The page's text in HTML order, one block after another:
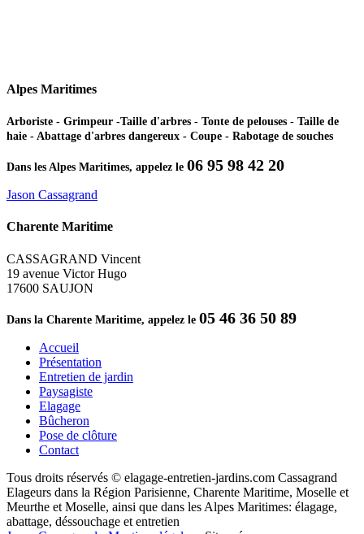
Alpes Maritimes
Arboriste - Grimpeur -Taille d'arbres - Tonte de pelouses - Taille de
haie - Abattage d'arbres dangereux - Coupe - Rabotage de souches
Dans les Alpes Maritimes, appelez le 06 95 98 42 20
Jason Cassagrand
Charente Maritime
CASSAGRAND Vincent
19 avenue Victor Hugo
17600 SAUJON
Dans la Charente Maritime, appelez le 05 46 36 50 89
Accueil
Présentation
Entretien de jardin
Paysagiste
Elagage
Bûcheron
Pose de clôture
Contact
Tous droits réservés © elagage-entretien-jardins.com Cassagrand
Elageurs dans la Région Parisienne, Charente Maritime, Moselle et
Meurthe et Moselle, ainsi que dans les Alpes Maritimes: élagage,
abattage, déssouchage et entretien